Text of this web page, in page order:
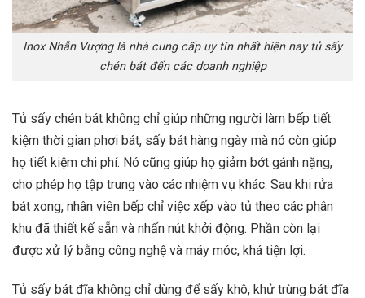
Inox Nhẫn Vượng là nhà cung cấp uy tín nhất hiện nay tủ sấy
chén bát đến các doanh nghiệp
Tủ sấy chén bát không chỉ giúp những người làm bếp tiết
kiệm thời gian phơi bát, sấy bát hàng ngày mà nó còn giúp
họ tiết kiệm chi phí. Nó cũng giúp họ giảm bớt gánh nặng,
cho phép họ tập trung vào các nhiệm vụ khác. Sau khi rửa
bát xong, nhân viên bếp chỉ việc xếp vào tủ theo các phân
khu đã thiết kế sẵn và nhấn nút khởi động. Phần còn lại
được xử lý bằng công nghệ và máy móc, khá tiện lợi.
Tủ sấy bát đĩa không chỉ dùng để sấy khô, khử trùng bát đĩa